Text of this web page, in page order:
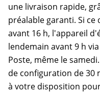
une livraison rapide,
préalable garanti. Si
avant 16 h, l'appareil
lendemain avant 9 h
Poste, même le
de configuration de 30
à votre disposition